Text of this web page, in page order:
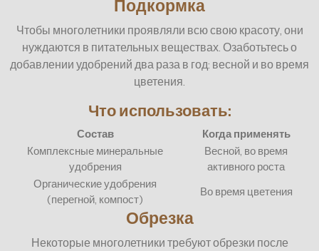
Подкормка
Чтобы многолетники проявляли всю свою красоту, они
нуждаются в питательных веществах. Озаботьтесь о
добавлении удобрений два раза в год: весной и во время
цветения.
Что использовать:
Состав
Когда применять
Комплексные минеральные
удобрения
Весной, во время
активного роста
Органические удобрения
(перегной, компост)
Во время цветения
Обрезка
Некоторые многолетники требуют обрезки после